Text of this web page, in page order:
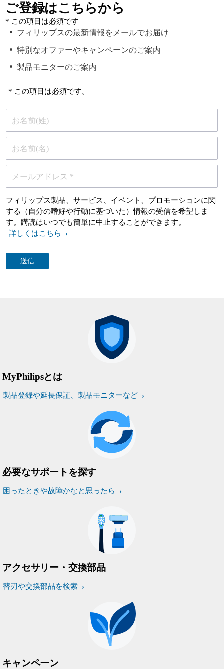
ご登録はこちらから
* この項目は必須です
フィリップスの最新情報をメールでお届け
特別なオファーやキャンペーンのご案内
製品モニターのご案内
* この項目は必須です。
お名前(姓)
お名前(名)
メールアドレス *
フィリップス製品、サービス、イベント、プロモーションに関
する（自分の嗜好や行動に基づいた）情報の受信を希望しま
す。購読はいつでも簡単に中止することができます。
詳しくはこちら
MyPhilipsとは
製品登録や延長保証、製品モニターなど
必要なサポートを探す
困ったときや故障かなと思ったら
アクセサリー・交換部品
替刃や交換部品を検索
キャンペーン